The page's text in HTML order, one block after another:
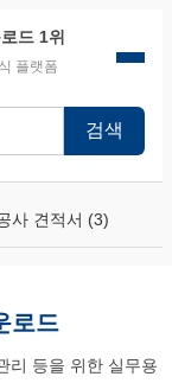
드 1위
플랫폼
검색
사 견적서 (3)
로드
리 등을 위한 실무용